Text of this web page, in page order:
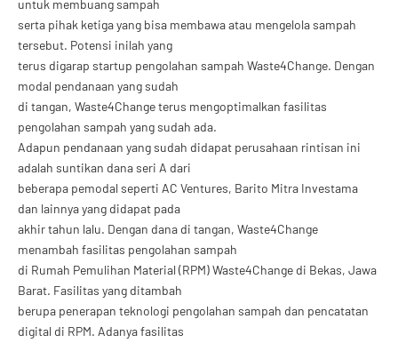
untuk membuang sampah
serta pihak ketiga yang bisa membawa atau mengelola sampah
tersebut. Potensi inilah yang
terus digarap startup pengolahan sampah Waste4Change. Dengan
modal pendanaan yang sudah
di tangan, Waste4Change terus mengoptimalkan fasilitas
pengolahan sampah yang sudah ada.
Adapun pendanaan yang sudah didapat perusahaan rintisan ini
adalah suntikan dana seri A dari
beberapa pemodal seperti AC Ventures, Barito Mitra Investama
dan lainnya yang didapat pada
akhir tahun lalu. Dengan dana di tangan, Waste4Change
menambah fasilitas pengolahan sampah
di Rumah Pemulihan Material (RPM) Waste4Change di Bekas, Jawa
Barat. Fasilitas yang ditambah
berupa penerapan teknologi pengolahan sampah dan pencatatan
digital di RPM. Adanya fasilitas